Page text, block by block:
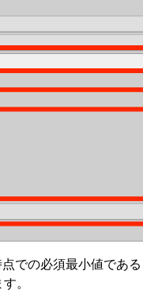
での必須最小値であ
。